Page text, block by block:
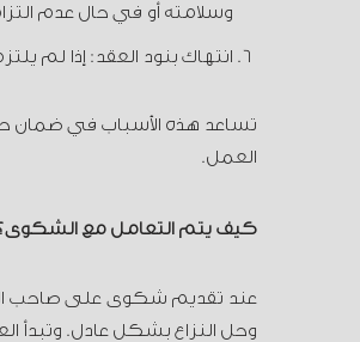
وسلامته أو في حال عدم
انتهاك بنود العقد: إذا لم
تساعد هذه الأسباب في ضمان
العمل.
كيف يتم التعامل مع
عند تقديم شكوى على صاحب
وحل النزاع بشكل عادل.